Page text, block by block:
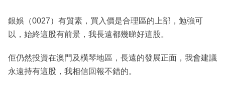
銀娛（0027）有質素，買入價是合理區的上部，勉強可
以，始終這股有前景，我長遠都幾睇好這股。
佢仍然投資在澳門及橫琴地區，長遠的發展正面，我會建議
永遠持有這股，我相信回報不錯的。